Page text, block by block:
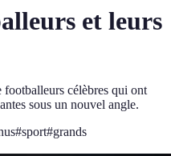
et leurs
footballeurs célèbres qui ont
sous un nouvel angle.
#sport#grands